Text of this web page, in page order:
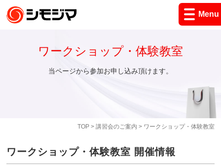
Menu
TOP> 講習会のご案内 > ワークショップ・体験教室
ワークショップ・体験教室
当ページから参加お申し込み頂けます。
ワークショップ・体験教室 開催情報